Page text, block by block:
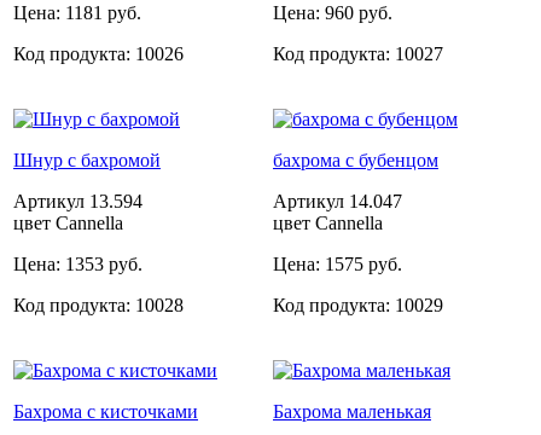
Цена: 1181 руб.
Код продукта: 10026
Цена: 960 руб.
Код продукта: 10027
Шнур с бахромой
Артикул 13.594
цвет Cannella
Цена: 1353 руб.
Код продукта: 10028
бахрома с бубенцом
Артикул 14.047
цвет Cannella
Цена: 1575 руб.
Код продукта: 10029
Бахрома с кисточками
Бахрома маленькая